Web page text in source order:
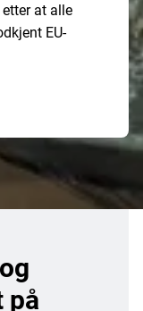
at alle
EU-
på